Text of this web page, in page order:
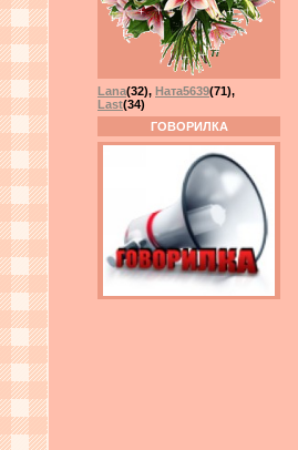
Lana(32), Ната5639(71),
Last(34)
ГОВОРИЛКА